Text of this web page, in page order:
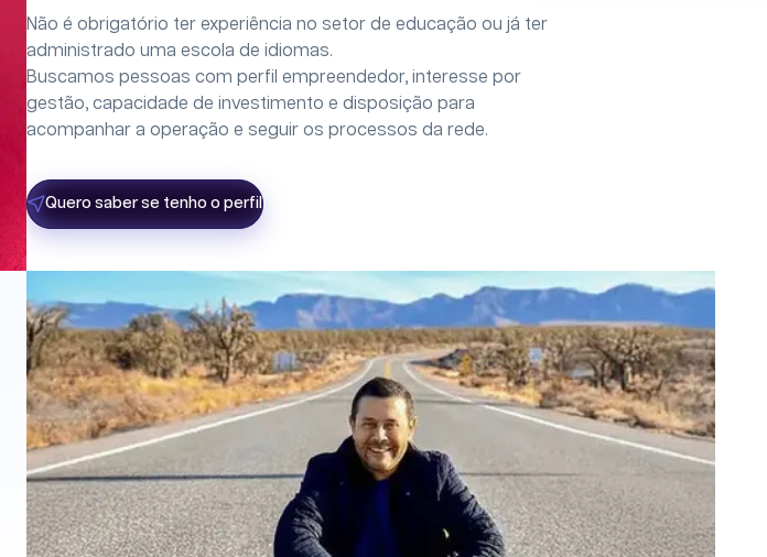
Não é obrigatório ter experiência no setor de educação ou já ter
administrado uma escola de idiomas.
Buscamos pessoas com perfil empreendedor, interesse por
gestão, capacidade de investimento e disposição para
acompanhar a operação e seguir os processos da rede.
Quero saber se tenho o perfil